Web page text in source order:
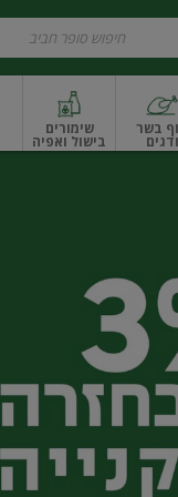
בשר
ודגים
שימורים
בישול ואפיה
ואגוזיםפירות יבשים